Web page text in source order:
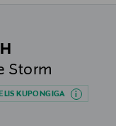
Storm
KUPONGIGA